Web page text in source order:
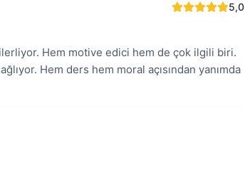
5,0
ilerliyor. Hem motive edici hem de çok ilgili biri.
Hem ders hem moral açısından yanımda